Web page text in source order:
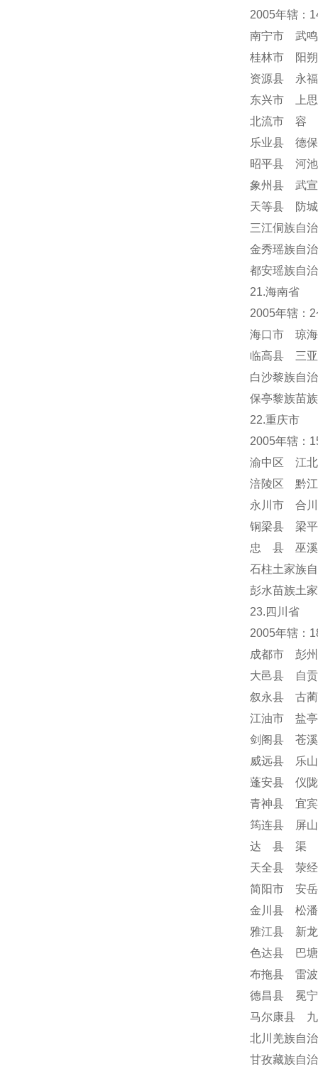
2005年辖：
南宁市 武
桂林市 阳
资源县 永
东兴市 上
北流市 容
乐业县 德
昭平县 河
象州县 武
天等县 防
三江侗族自
金秀瑶族自
都安瑶族自
21.海南省
2005年辖：
海口市 琼
临高县 三
白沙黎族自
保亭黎族苗
22.重庆市
2005年辖
渝中区 江
涪陵区 黔
永川市 合
铜梁县 梁
忠 县 巫溪
石柱土家族
彭水苗族土
23.四川省
2005年辖：
成都市 彭
大邑县 自
叙永县 古
江油市 盐
剑阁县 苍
威远县 乐
蓬安县 仪
青神县 宜
筠连县 屏
达 县 渠
天全县 荥
简阳市 安
金川县 松
雅江县 新
色达县 巴
布拖县 雷
德昌县 冕
马尔康县
北川羌族自
甘孜藏族自